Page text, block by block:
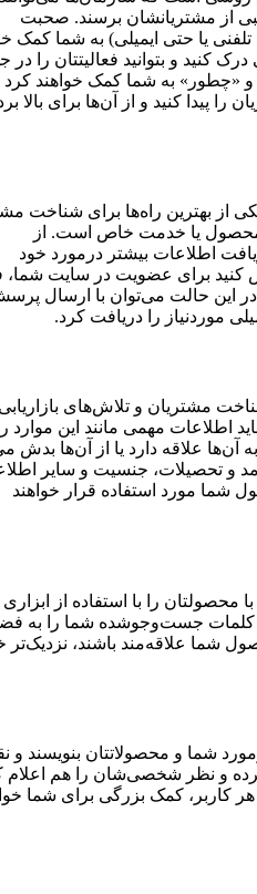
از مشتریانشان برسند. صحبت
یا حتی ایمیلی) به شما کمک
درک کنید و بتوانید فعالیتتان را
و «چطور» به شما کمک خواهند کرد
پیدا کنید و از آن‌ها برای بالا
از بهترین راه‌ها برای شناخت
محصول یا خدمت خاص است. از
اطلاعات بیشتر درمورد خود
کنید برای عضویت در سایت
این حالت می‌توان با ارسال
موردنیاز را دریافت کرد.
مشتریان و تلاش‌های
اطلاعات مهمی مانند این موارد
آن‌ها علاقه دارد یا از آن‌ها بدش
و تحصیلات، جنسیت و سایر
شما مورد استفاده قرار خواهند
محصولتان را با استفاده از
کلمات جست‌وجوشده شما را به
شما علاقه‌مند باشند، نزدیک‌تر
شما و محصولاتتان بنویسند و
و نظر شخصی‌شان را هم اعلام
کاربر، کمک بزرگی برای شما